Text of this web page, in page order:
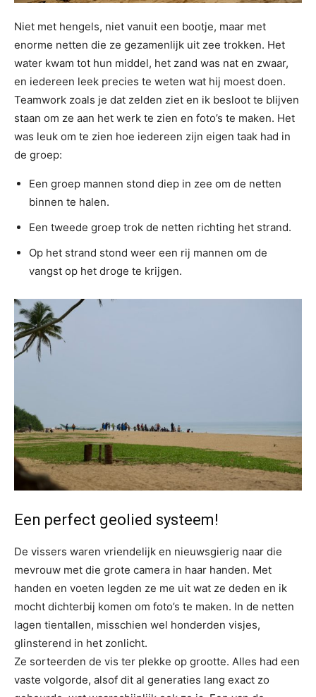
Niet met hengels, niet vanuit een bootje, maar met
enorme netten die ze gezamenlijk uit zee trokken. Het
water kwam tot hun middel, het zand was nat en zwaar,
en iedereen leek precies te weten wat hij moest doen.
Teamwork zoals je dat zelden ziet en ik besloot te blijven
staan om ze aan het werk te zien en foto’s te maken. Het
was leuk om te zien hoe iedereen zijn eigen taak had in
de groep:
Een groep mannen stond diep in zee om de netten
binnen te halen.
Een tweede groep trok de netten richting het strand.
Op het strand stond weer een rij mannen om de
vangst op het droge te krijgen.
Een perfect geolied systeem!
De vissers waren vriendelijk en nieuwsgierig naar die
mevrouw met die grote camera in haar handen. Met
handen en voeten legden ze me uit wat ze deden en ik
mocht dichterbij komen om foto’s te maken. In de netten
lagen tientallen, misschien wel honderden visjes,
glinsterend in het zonlicht.
Ze sorteerden de vis ter plekke op grootte. Alles had een
vaste volgorde, alsof dit al generaties lang exact zo